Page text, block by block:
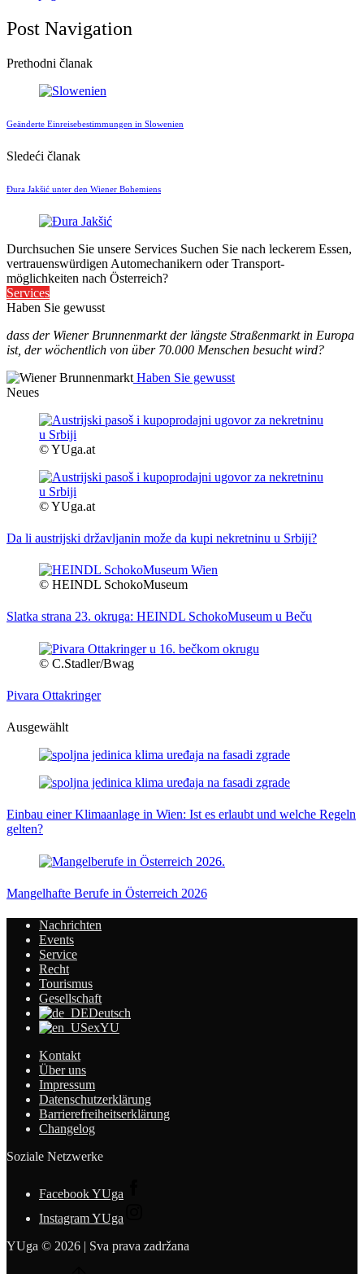
Post Navigation
Prethodni članak
Geänderte Einreisebestimmungen in Slowenien
Sledeći članak
Đura Jakšić unter den Wiener Bohemiens
Durchsuchen Sie unsere Services Suchen Sie nach leckerem Essen,
vertrauenswürdigen Automechanikern oder Transport-
möglichkeiten nach Österreich?
Services
Haben Sie gewusst
dass der Wiener Brunnenmarkt der längste Straßenmarkt in Europa
ist, der wöchentlich von über 70.000 Menschen besucht wird?
Haben Sie gewusst
Neues
© YUga.at
© YUga.at
Da li austrijski državljanin može da kupi nekretninu u Srbiji?
© HEINDL SchokoMuseum
Slatka strana 23. okruga: HEINDL SchokoMuseum u Beču
© C.Stadler/Bwag
Pivara Ottakringer
Ausgewählt
Einbau einer Klimaanlage in Wien: Ist es erlaubt und welche Regeln
gelten?
Mangelhafte Berufe in Österreich 2026
Nachrichten
Events
Service
Recht
Tourismus
Gesellschaft
Deutsch
exYU
Kontakt
Über uns
Impressum
Datenschutzerklärung
Barrierefreiheitserklärung
Changelog
Soziale Netzwerke
Facebook YUga
Instagram YUga
YUga © 2026 | Sva prava zadržana